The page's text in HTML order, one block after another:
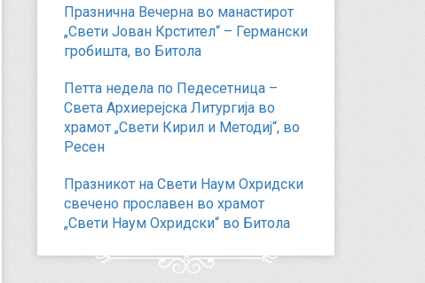
Празнична Вечерна во манастирот
„Свети Јован Крстител“ – Германски
гробишта, во Битола
Петта недела по Педесетница –
Света Архиерејска Литургија во
храмот „Свети Кирил и Методиј“, во
Ресен
Празникот на Свети Наум Охридски
свечено прославен во храмот
„Свети Наум Охридски“ во Битола